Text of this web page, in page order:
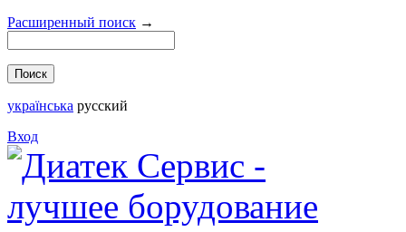
Расширенный поиск →
українська русский
Вход